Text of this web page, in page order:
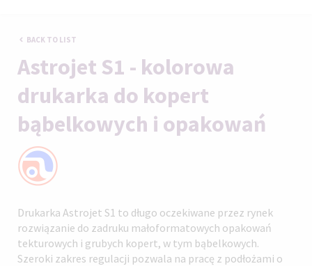
BACK TO LIST
Astrojet S1 - kolorowa
drukarka do kopert
bąbelkowych i opakowań
Drukarka Astrojet S1 to długo oczekiwane przez rynek
rozwiązanie do zadruku małoformatowych opakowań
tekturowych i grubych kopert, w tym bąbelkowych.
Szeroki zakres regulacji pozwala na pracę z podłożami o